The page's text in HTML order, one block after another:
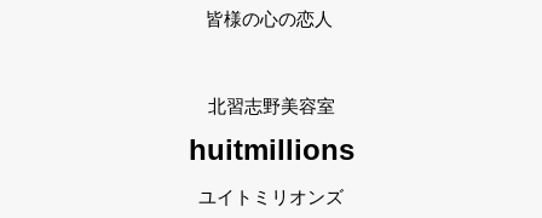
皆様の心の恋人
北習志野美容室
huitmillions
ユイトミリオンズ